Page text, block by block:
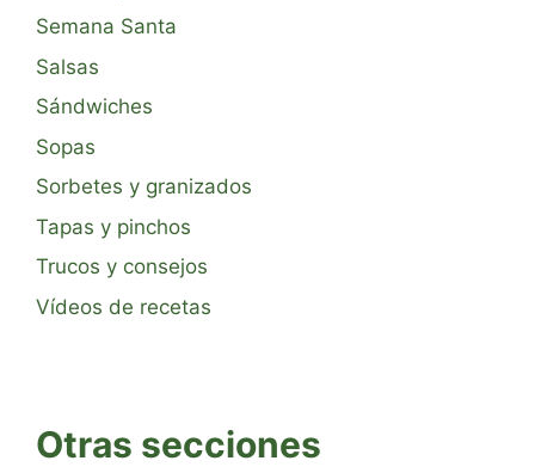
Semana Santa
Salsas
Sándwiches
Sopas
Sorbetes y granizados
Tapas y pinchos
Trucos y consejos
Vídeos de recetas
Otras secciones